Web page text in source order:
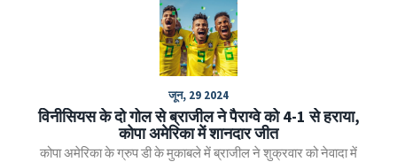
जून, 29 2024
विनीसियस के दो गोल से ब्राजील ने पैराग्वे को 4-1 से हराया,
कोपा अमेरिका में शानदार जीत
कोपा अमेरिका के ग्रुप डी के मुकाबले में ब्राजील ने शुक्रवार को नेवादा में